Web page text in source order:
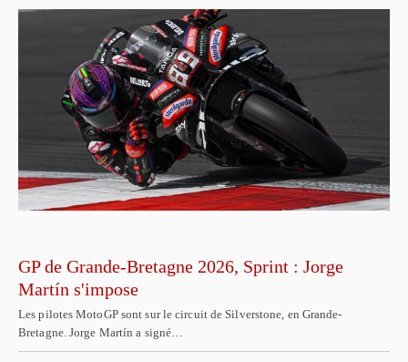
GP de Grande-Bretagne 2026, Sprint : Jorge
Martín s'impose
Les pilotes MotoGP sont sur le circuit de Silverstone, en Grande-
Bretagne. Jorge Martín a signé…